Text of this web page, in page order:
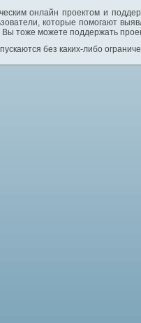
онлайн проектом и
которые помогают
тоже можете поддержать
без каких-либо